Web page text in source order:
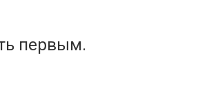
первым.